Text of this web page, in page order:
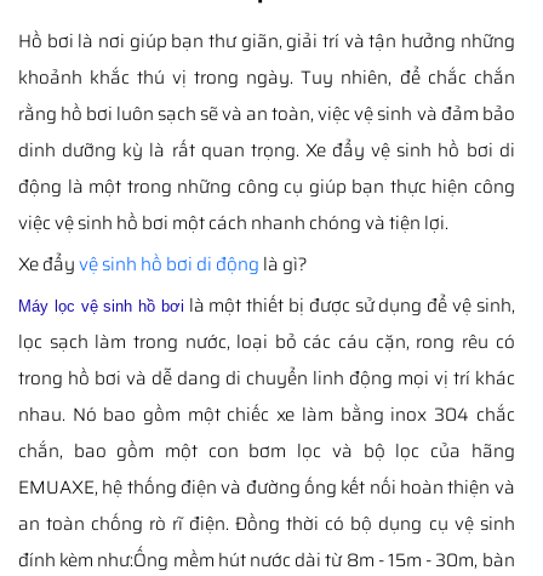
Hồ bơi là nơi giúp bạn thư giãn, giải trí và tận hưởng những
khoảnh khắc thú vị trong ngày. Tuy nhiên, để chắc chắn
rằng hồ bơi luôn sạch sẽ và an toàn, việc vệ sinh và đảm bảo
dinh dưỡng kỳ là rất quan trọng. Xe đẩy vệ sinh hồ bơi di
động là một trong những công cụ giúp bạn thực hiện công
việc vệ sinh hồ bơi một cách nhanh chóng và tiện lợi.
Xe đẩyvệ sinh hồ bơi di động là gì?
Máy lọc vệ sinh hồ bơi là một thiết bị được sử dụng để vệ sinh,
lọc sạch làm trong nước, loại bỏ các cáu cặn, rong rêu có
trong hồ bơi và dễ dang di chuyển linh động mọi vị trí khác
nhau. Nó bao gồm một chiếc xe làm bằng inox 304 chắc
chắn, bao gồm một con bơm lọc và bộ lọc của hãng
EMUAXE, hệ thống điện và đường ống kết nối hoàn thiện và
an toàn chống rò rĩ điện. Đồng thời có bộ dụng cụ vệ sinh
đính kèm như:Ống mềm hút nước dài từ 8m - 15m - 30m, bàn